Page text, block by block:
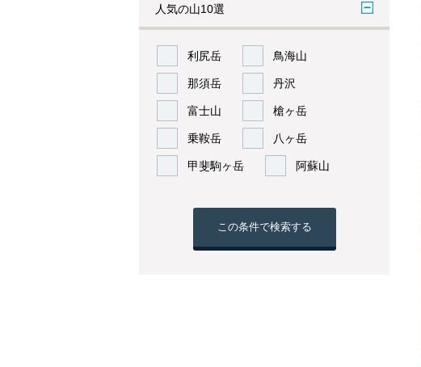
人気の山10選
利尻岳 鳥海山
那須岳 丹沢
富士山 槍ヶ岳
乗鞍岳 八ヶ岳
甲斐駒ヶ岳 阿蘇山
この条件で検索する